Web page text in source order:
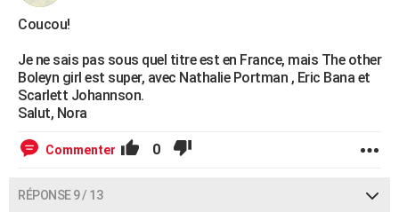
Coucou!
Je ne sais pas sous quel titre est en France, mais The other
Boleyn girl est super, avec Nathalie Portman , Eric Bana et
Scarlett Johannson.
Salut, Nora
Commenter 0
RÉPONSE 9 / 13